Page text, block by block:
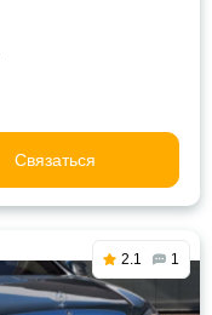
Связаться
2.1 1